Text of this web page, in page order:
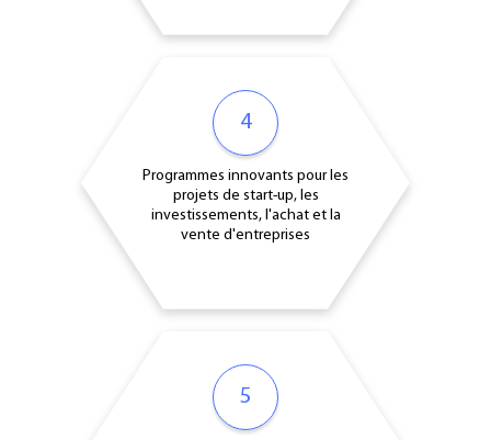
4
Programmes innovants pour les
projets de start-up, les
investissements, l'achat et la
vente d'entreprises
5